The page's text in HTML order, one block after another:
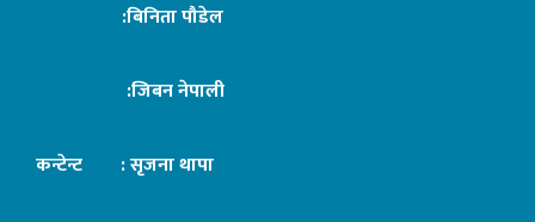
:बिनिता पौडेल
:जिबन नेपाली
कन्टेन्ट : सृजना थापा